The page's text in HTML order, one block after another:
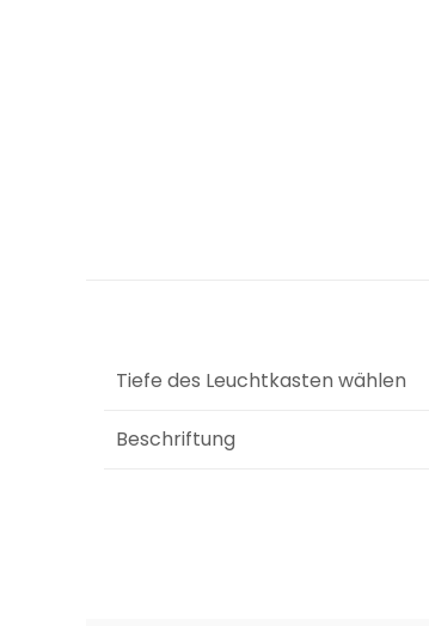
Tiefe des Leuchtkasten wählen
Beschriftung